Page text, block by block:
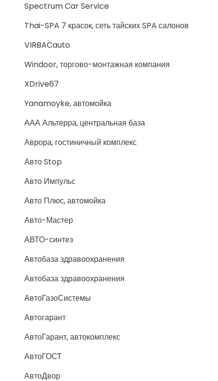
Spectrum Car Service
Thai-SPA 7 красок, сеть тайских SPA салонов
VIRBACauto
Windoor, торгово-монтажная компания
XDrive67
Yanamoyke, автомойка
ААА Альтерра, центральная база
Аврора, гостиничный комплекс
Авто Stop
Авто Импульс
Авто Плюс, автомойка
Авто-Мастер
АВТО-синтез
Автобаза здравоохранения
Автобаза здравоохранения
АвтоГазоСистемы
Автогарант
АвтоГарант, автокомплекс
АвтоГОСТ
АвтоДвор